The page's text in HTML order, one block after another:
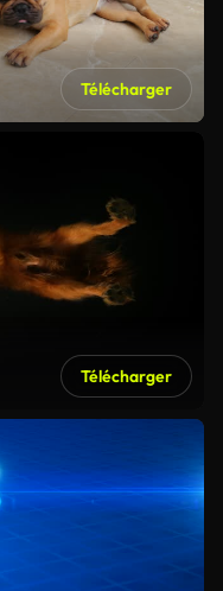
Télécharger
Télécharger